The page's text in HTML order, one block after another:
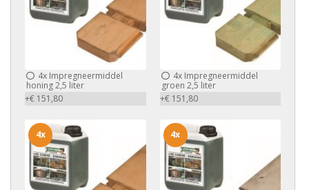
4x Impregneermiddel
honing 2,5 liter
+€ 151,80
4xImpregneermiddel
groen 2,5 liter
+€ 151,80
4x 4x